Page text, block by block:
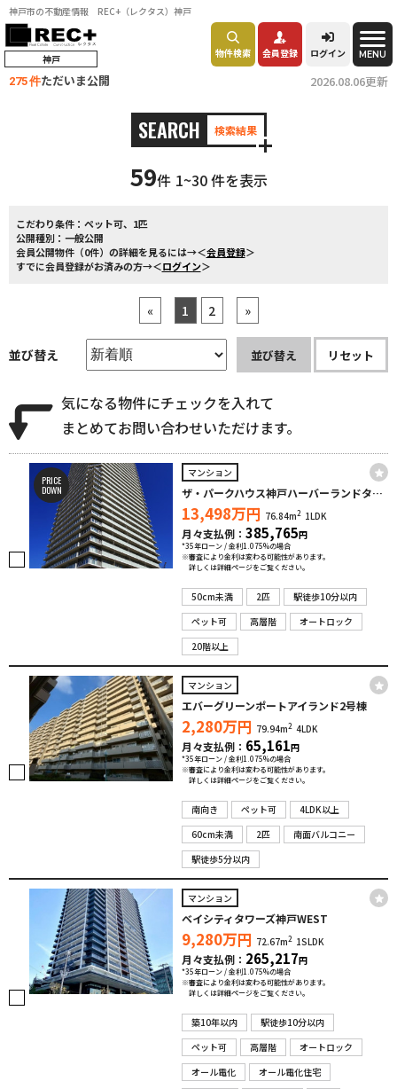
神戸市の不動産情報 REC+（レクタス）神戸
神戸 物件検索 会員登録 ログイン MENU
275 件ただいま公開 2026.08.06更新
SEARCH 検索結果
59件 1~30 件を表示
こだわり条件： ペット可、1匹
公開種別： 一般公開
会員公開物件（0件）の詳細を見るには→＜会員登録＞
すでに会員登録がお済みの方→＜ログイン＞
« 1 2 »
並び替え 並び替え リセット
気になる物件にチェックを入れて
まとめてお問い合わせいただけます。
PRICE
DOWN
マンション
ザ・パークハウス神戸ハーバーランドタワー
13,498万円 76.84m2 1LDK
月々支払例： 385,765円
*35年ローン / 金利1.075%の場合
※審査により金利は変わる可能性があります。
詳しくは詳細ページをご覧ください。
50cm未満 2匹
駅徒歩10分以内
ペット可
高層階
オートロック
20階以上
マンション
エバーグリーンポートアイランド2号棟
2,280万円 79.94m2 4LDK
月々支払例： 65,161円
*35年ローン / 金利1.075%の場合
※審査により金利は変わる可能性があります。
詳しくは詳細ページをご覧ください。
南向き ペット可
4LDK以上
60cm未満
2匹
南面バルコニー
駅徒歩5分以内
マンション
ベイシティタワーズ神戸WEST
9,280万円 72.67m2 1SLDK
月々支払例： 265,217円
*35年ローン / 金利1.075%の場合
※審査により金利は変わる可能性があります。
詳しくは詳細ページをご覧ください。
築10年以内
駅徒歩10分以内
ペット可
高層階
オートロック
オール電化
オール電化住宅